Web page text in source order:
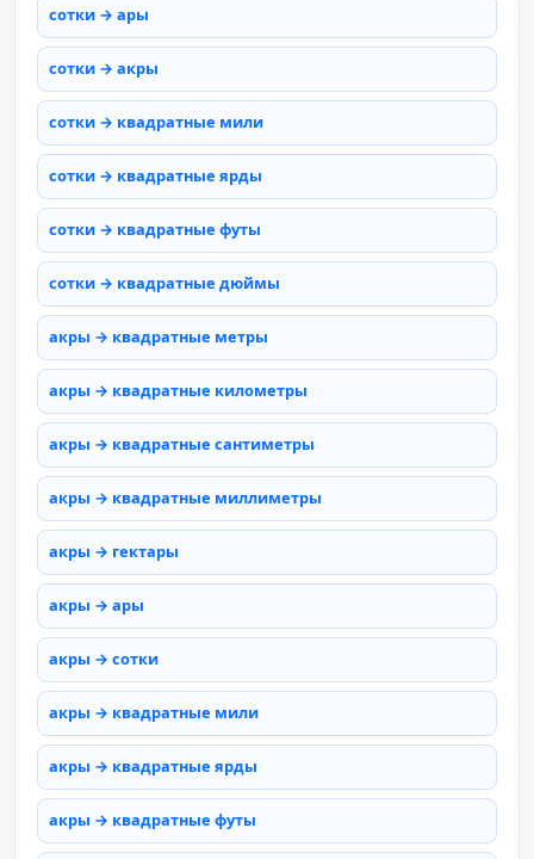
сотки → ары
сотки → акры
сотки → квадратные мили
сотки → квадратные ярды
сотки → квадратные футы
сотки → квадратные дюймы
акры → квадратные метры
акры → квадратные километры
акры → квадратные сантиметры
акры → квадратные миллиметры
акры → гектары
акры → ары
акры → сотки
акры → квадратные мили
акры → квадратные ярды
акры → квадратные футы